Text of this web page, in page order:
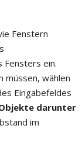
Fenstern
Fensters ein.
müssen, wählen
Eingabefeldes
darunter
im